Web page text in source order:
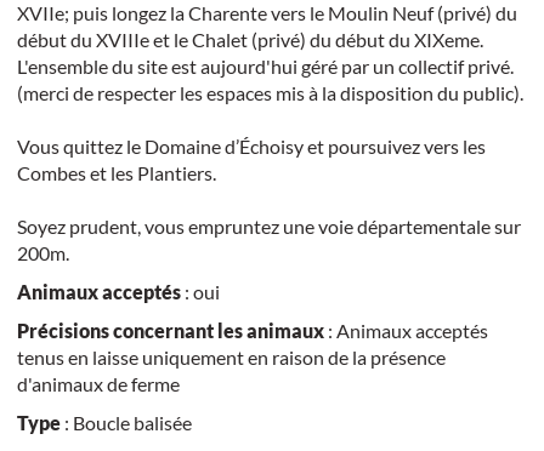
XVIIe; puis longez la Charente vers le Moulin Neuf (privé) du
début du XVIIIe et le Chalet (privé) du début du XIXeme.
L'ensemble du site est aujourd'hui géré par un collectif privé.
(merci de respecter les espaces mis à la disposition du public).
Vous quittez le Domaine d’Échoisy et poursuivez vers les
Combes et les Plantiers.
Soyez prudent, vous empruntez une voie départementale sur
200m.
Animaux acceptés: oui
Précisions concernant les animaux: Animaux acceptés
tenus en laisse uniquement en raison de la présence
d'animaux de ferme
Type: Boucle balisée